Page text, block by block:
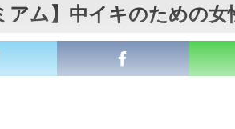
アム】中イキのための女